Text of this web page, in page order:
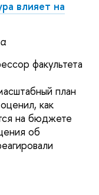
влияет на
факультета
план
как
на бюджете
об